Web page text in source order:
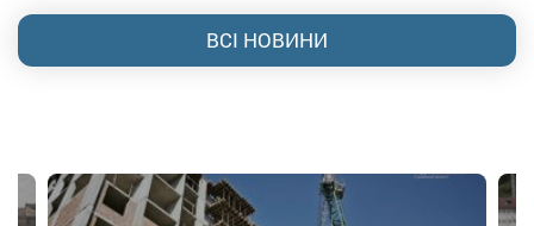
ВСІ НОВИНИ